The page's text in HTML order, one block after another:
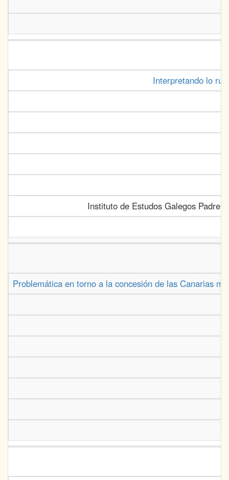
Interpretando lo
Instituto de Estudos Galegos Padre
Problemática en torno a la concesión de las Canarias